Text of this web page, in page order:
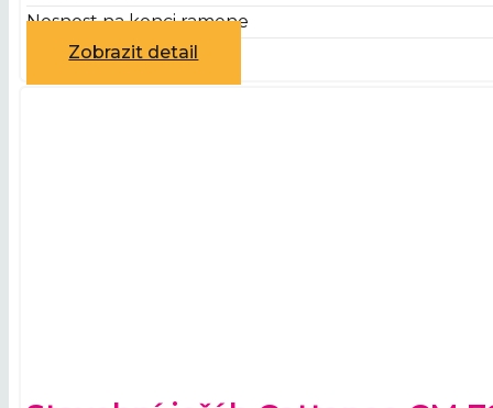
Nosnost na konci ramene
Zobrazit detail